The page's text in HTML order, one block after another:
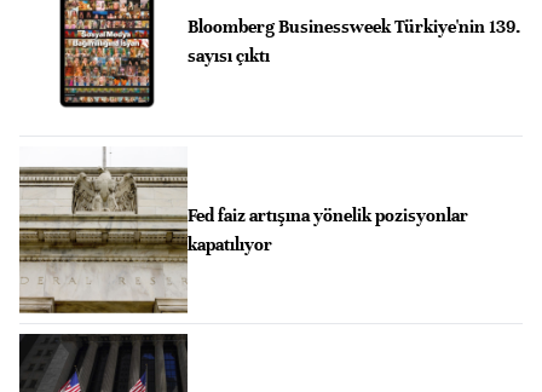
Bloomberg Businessweek Türkiye'nin 139.
sayısı çıktı
Fed faiz artışına yönelik pozisyonlar
kapatılıyor